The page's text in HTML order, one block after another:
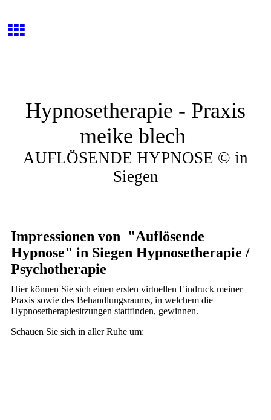
Hypnosetherapie - Praxis
meike blech
AUFLÖSENDE HYPNOSE © in
Siegen
Impressionen von "Auflösende
Hypnose" in Siegen Hypnosetherapie /
Psychotherapie
Hier können Sie sich einen ersten virtuellen Eindruck meiner
Praxis sowie des Behandlungsraums, in welchem die
Hypnosetherapiesitzungen stattfinden, gewinnen.
Schauen Sie sich in aller Ruhe um: